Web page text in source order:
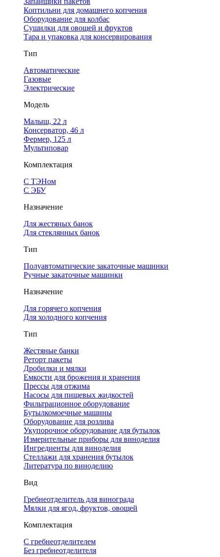
Коптильни для домашнего копчения
Оборудование для колбас
Сушилки для овощей и фруктов
Тара и упаковка для консервирования
Тип
Автоматические
Газовые
Электрические
Модель
Малыш, 22 л
Консерватор, 46 л
Фермер, 125 л
Мультиповар
Комплектация
С ТЭНом
С ЭБУ
Назначение
Для жестяных банок
Для стеклянных банок
Тип
Полуавтоматические закаточные машинки
Ручные закаточные машинки
Назначение
Для горячего копчения
Для холодного копчения
Тип
Жестяные банки
Реторт пакеты
Дробилки и мялки
Емкости для брожения и хранения
Прессы для отжима
Насосы для пищевых жидкостей
Фильтрационное оборудование
Бутылкомоечные машины
Оборудование для розлива
Укупорочное оборудование для бутылок
Измерительные приборы для виноделия
Ингредиенты для виноделия
Стеллажи для хранения бутылок
Литература по виноделию
Вид
Гребнеотделитель для винограда
Мялки для ягод, фруктов, овощей
Комплектация
С гребнеотделителем
Без гребнеотделителя